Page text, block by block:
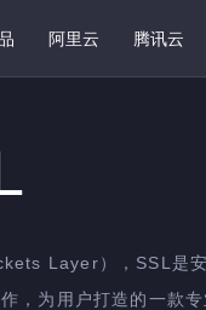
阿里云 腾讯云
Layer），SSL是
，为用户打造的一款